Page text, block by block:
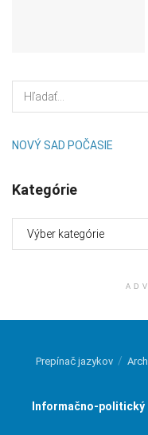
NOVÝ SAD POČASIE
Kategórie
Prepínač jazykov
Informačno-